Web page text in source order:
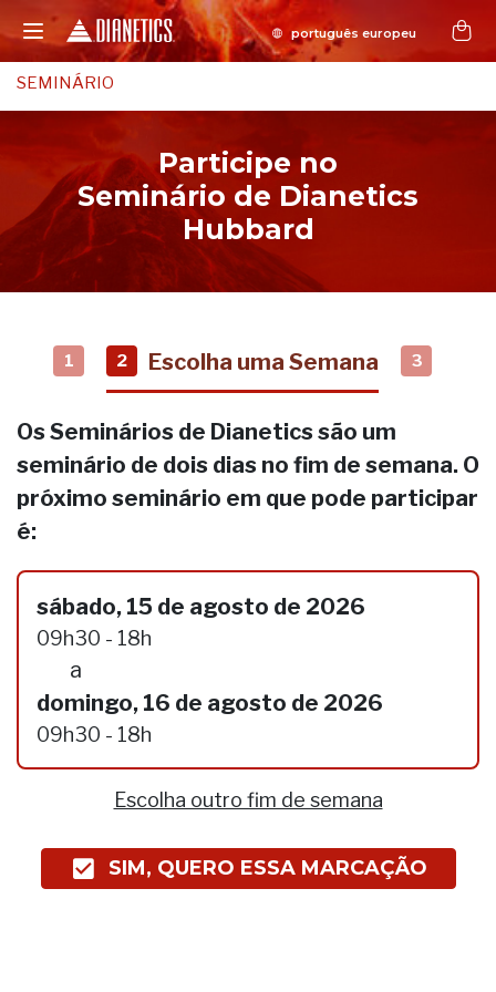
SEMINÁRIO
Participe no
Seminário de Dianetics
Hubbard
1 2 Escolha uma Semana 3
Os Seminários de Dianetics são um
seminário de dois dias no fim de semana. O
próximo seminário em que pode participar
é:
sábado, 15 de agosto de 2026
09h30 - 18h
a
domingo, 16 de agosto de 2026
09h30 - 18h
Escolha outro fim de semana
SIM, QUERO ESSA MARCAÇÃO